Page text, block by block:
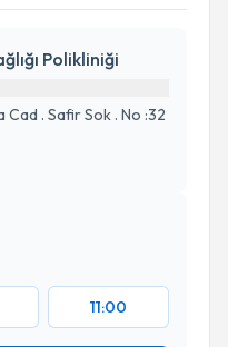
Polikliniği
Cad . Safir Sok . No :32
11:00